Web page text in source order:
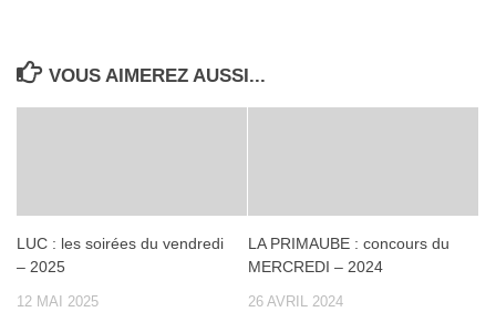
VOUS AIMEREZ AUSSI...
LUC : les soirées du vendredi
– 2025
12 MAI 2025
LA PRIMAUBE : concours du
MERCREDI – 2024
26 AVRIL 2024